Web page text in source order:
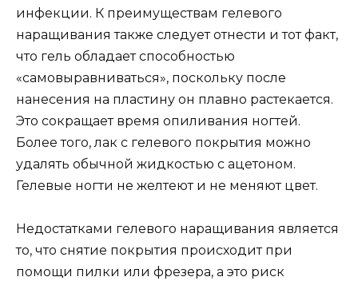
инфекции. К преимуществам гелевого
наращивания также следует отнести и тот факт,
что гель обладает способностью
«самовыравниваться», поскольку после
нанесения на пластину он плавно растекается.
Это сокращает время опиливания ногтей.
Более того, лак с гелевого покрытия можно
удалять обычной жидкостью с ацетоном.
Гелевые ногти не желтеют и не меняют цвет.
Недостатками гелевого наращивания является
то, что снятие покрытия происходит при
помощи пилки или фрезера, а это риск